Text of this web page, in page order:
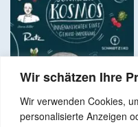
Wir schätzen Ihre
Wir verwenden Cookies,
personalisierte Anzeigen